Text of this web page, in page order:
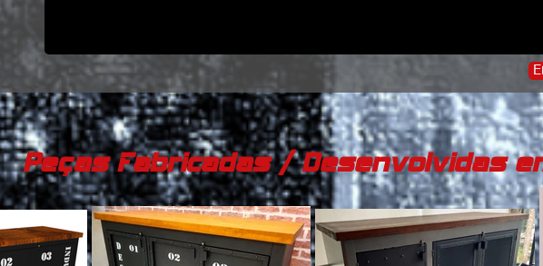
Peças Fabricadas / Desenvolvidas